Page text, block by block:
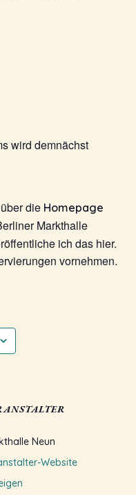
wird demnächst
die Homepage
Markthalle
ich das hier.
vornehmen.
Neun
Website